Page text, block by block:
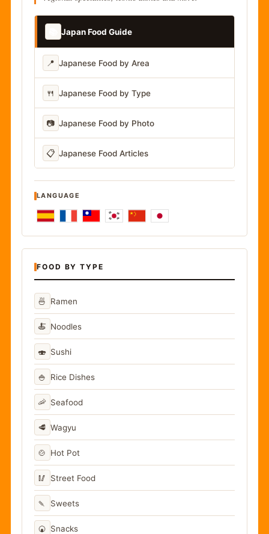
Japan Food Guide
📍 Japanese Food by Area
🍴 Japanese Food by Type
📷 Japanese Food by Photo
📋 Japanese Food Articles
LANGUAGE
FOOD BY TYPE
🍜 Ramen
🍝 Noodles
🍣 Sushi
🍚 Rice Dishes
🦐 Seafood
🥩 Wagyu
🍲 Hot Pot
🥢 Street Food
🍡 Sweets
🍘 Snacks